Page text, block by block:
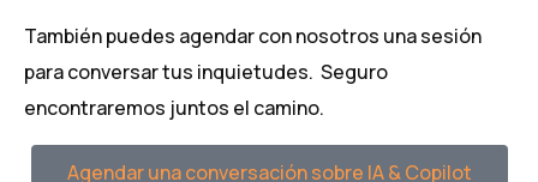
También puedes agendar con nosotros una sesión
para conversar tus inquietudes. Seguro
encontraremos juntos el camino.
Agendar una conversación sobre IA & Copilot